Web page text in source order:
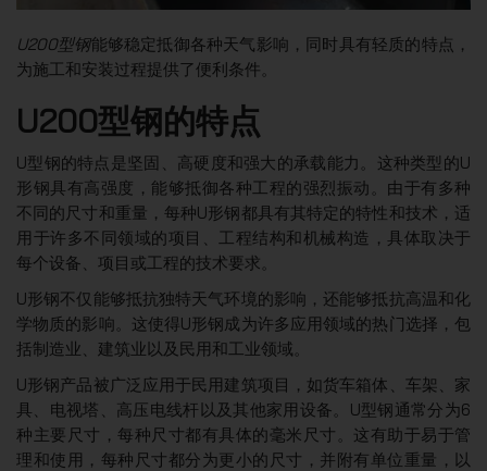
U200型钢能够稳定抵御各种天气影响，同时具有轻质的特点，
为施工和安装过程提供了便利条件。
U200型钢的特点
U型钢的特点是坚固、高硬度和强大的承载能力。这种类型的U
形钢具有高强度，能够抵御各种工程的强烈振动。由于有多种
不同的尺寸和重量，每种U形钢都具有其特定的特性和技术，适
用于许多不同领域的项目、工程结构和机械构造，具体取决于
每个设备、项目或工程的技术要求。
U形钢不仅能够抵抗独特天气环境的影响，还能够抵抗高温和化
学物质的影响。这使得U形钢成为许多应用领域的热门选择，包
括制造业、建筑业以及民用和工业领域。
U形钢产品被广泛应用于民用建筑项目，如货车箱体、车架、家
具、电视塔、高压电线杆以及其他家用设备。U型钢通常分为6
种主要尺寸，每种尺寸都有具体的毫米尺寸。这有助于易于管
理和使用，每种尺寸都分为更小的尺寸，并附有单位重量，以